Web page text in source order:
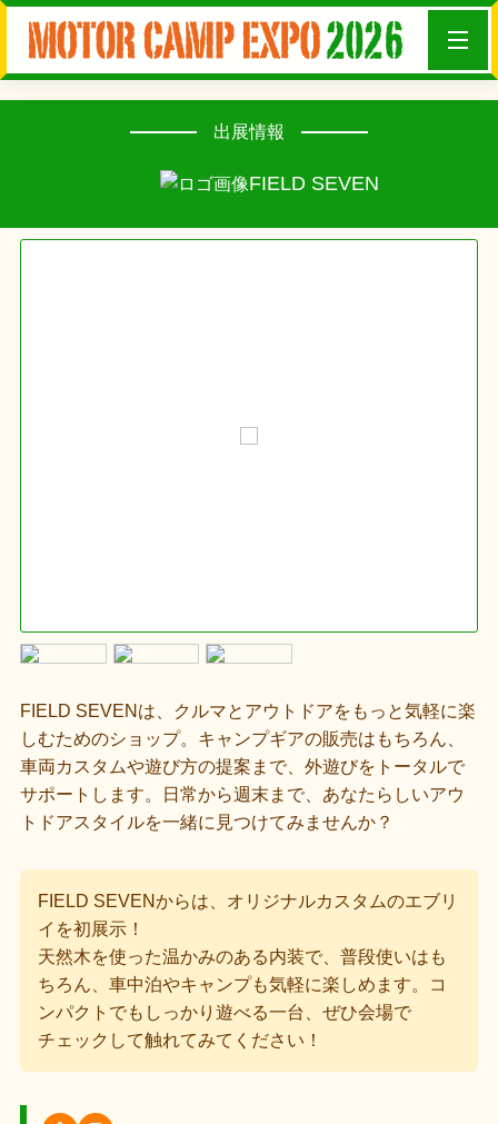
出展情報
FIELD SEVEN
FIELD SEVENは、クルマとアウトドアをもっと気軽に楽
しむためのショップ。キャンプギアの販売はもちろん、
車両カスタムや遊び方の提案まで、外遊びをトータルで
サポートします。日常から週末まで、あなたらしいアウ
トドアスタイルを一緒に見つけてみませんか？
FIELD SEVENからは、オリジナルカスタムのエブリ
イを初展示！
天然木を使った温かみのある内装で、普段使いはも
ちろん、車中泊やキャンプも気軽に楽しめます。コ
ンパクトでもしっかり遊べる一台、ぜひ会場で
チェックして触れてみてください！